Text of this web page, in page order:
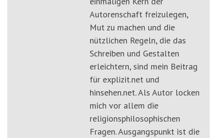
Autorenschaft freizulegen,
Mut zu machen und die
nützlichen Regeln, die das
Schreiben und Gestalten
erleichtern, sind mein Beitrag
für explizit.net und
hinsehen.net. Als Autor locken
mich vor allem die
religionsphilosophischen
Fragen. Ausgangspunkt ist die